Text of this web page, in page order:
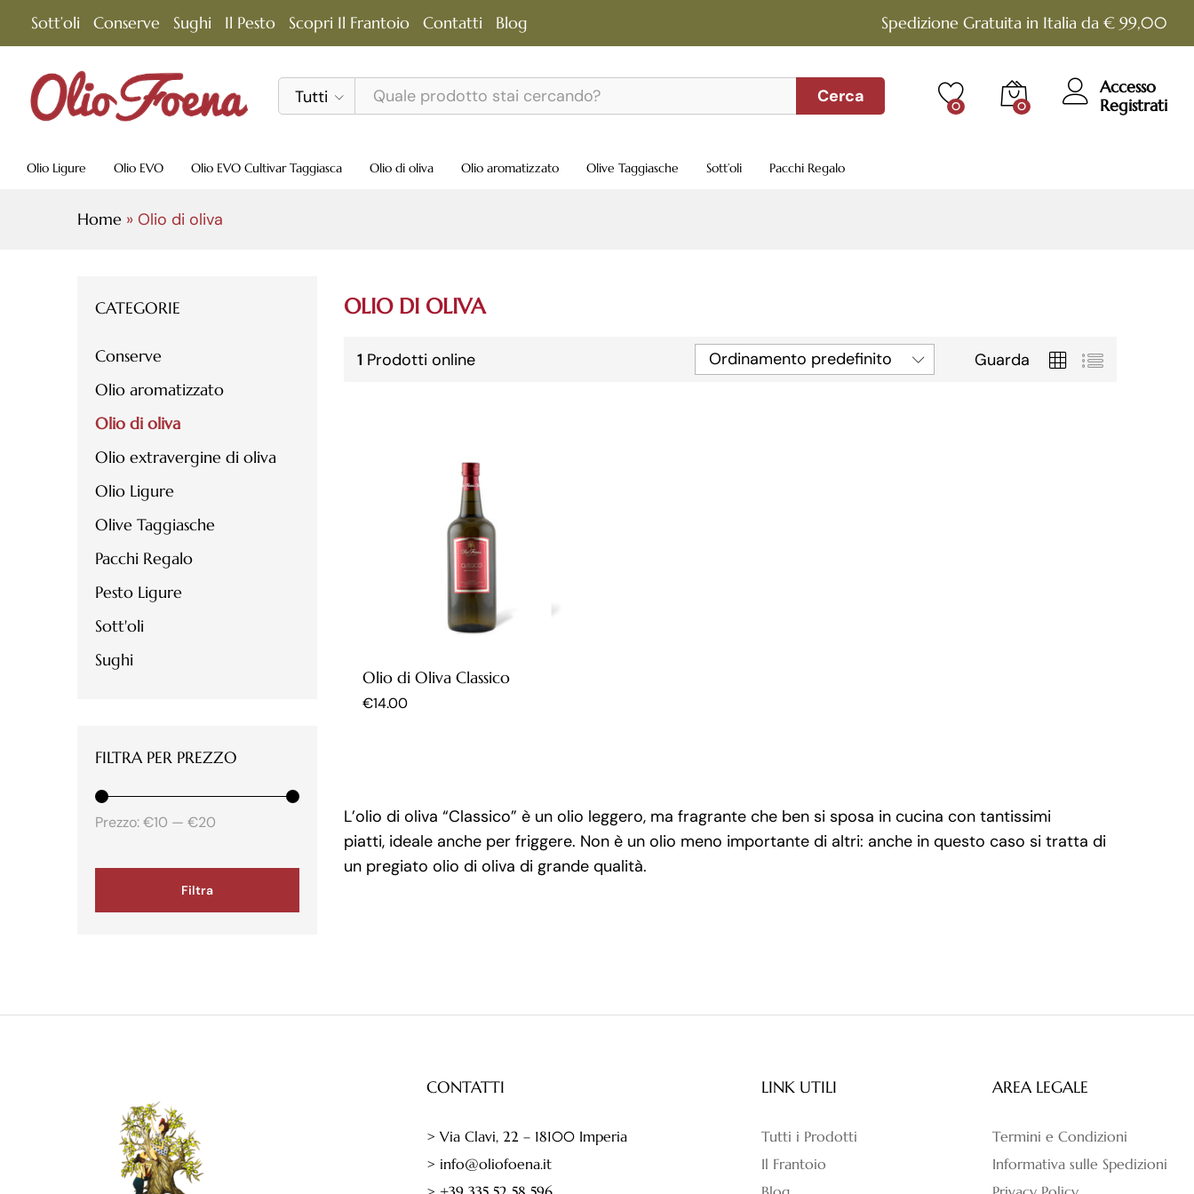
Sott’oli Conserve Sughi Il Pesto Scopri Il Frantoio Contatti Blog Spedizione Gratuita in Italia da € 99,00
Tutti Cerca 0 0
Accesso
Registrati
Olio Ligure Olio EVO Olio EVO Cultivar Taggiasca Olio di oliva Olio aromatizzato Olive Taggiasche Sott’oli Pacchi Regalo
Home » Olio di oliva
OLIO DI OLIVA
1 Prodotti online Guarda
Ordinamento predefinito
Olio di Oliva Classico
€14.00
€14.00
L’olio di oliva “Classico” è un olio leggero, ma fragrante che ben si sposa in cucina con tantissimi
piatti, ideale anche per friggere. Non è un olio meno importante di altri: anche in questo caso si tratta di
un pregiato olio di oliva di grande qualità.
CATEGORIE
Conserve
Olio aromatizzato
Olio di oliva
Olio extravergine di oliva
Olio Ligure
Olive Taggiasche
Pacchi Regalo
Pesto Ligure
Sott'oli
Sughi
FILTRA PER PREZZO
Filtra
Prezzo:€10 — €20
CONTATTI
> Via Clavi, 22 – 18100 Imperia
> info@oliofoena.it
LINK UTILI
Tutti i Prodotti
Il Frantoio
AREA LEGALE
Termini e Condizioni
Informativa sulle Spedizioni